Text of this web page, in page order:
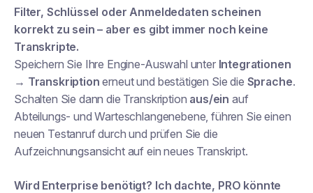
Filter, Schlüssel oder Anmeldedaten scheinen
korrekt zu sein – aber es gibt immer noch keine
Transkripte.
Speichern Sie Ihre Engine-Auswahl unter Integrationen
→ Transkription erneut und bestätigen Sie die Sprache.
Schalten Sie dann die Transkription aus/ein auf
Abteilungs- und Warteschlangenebene, führen Sie einen
neuen Testanruf durch und prüfen Sie die
Aufzeichnungsansicht auf ein neues Transkript.
Wird Enterprise benötigt? Ich dachte, PRO könnte